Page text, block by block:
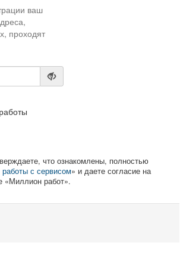
ваш
проходят
что ознакомлены, полностью
с сервисом» и даете согласие на
«Миллион работ».